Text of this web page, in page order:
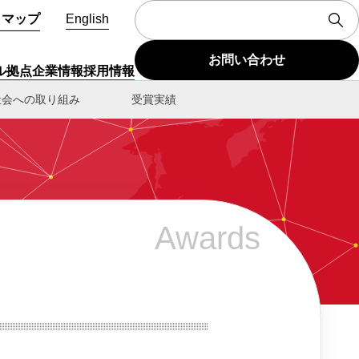
拠点企業情報採用情報
お問い合わせ
ップ English
への取り組み 受賞実績
Awards